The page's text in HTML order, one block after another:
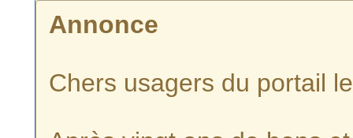
Annonce
Chers usagers du portail